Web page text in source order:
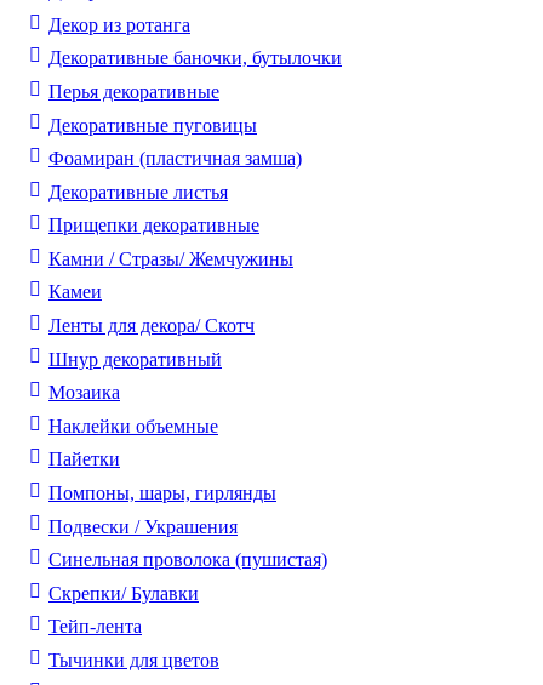
Декор из ротанга
Декоративные баночки, бутылочки
Перья декоративные
Декоративные пуговицы
Фоамиран (пластичная замша)
Декоративные листья
Прищепки декоративные
Камни / Cтразы/ Жемчужины
Камеи
Ленты для декора/ Скотч
Шнур декоративный
Мозаика
Наклейки объемные
Пайетки
Помпоны, шары, гирлянды
Подвески / Украшения
Синельная проволока (пушистая)
Скрепки/ Булавки
Тейп-лента
Тычинки для цветов